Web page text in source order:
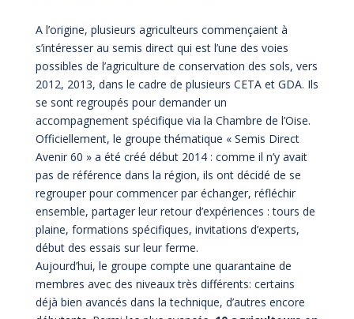
A l’origine, plusieurs agriculteurs commençaient à
s’intéresser au semis direct qui est l’une des voies
possibles de l’agriculture de conservation des sols, vers
2012, 2013, dans le cadre de plusieurs CETA et GDA. Ils
se sont regroupés pour demander un
accompagnement spécifique via la Chambre de l’Oise.
Officiellement, le groupe thématique « Semis Direct
Avenir 60 » a été créé début 2014 : comme il n’y avait
pas de référence dans la région, ils ont décidé de se
regrouper pour commencer par échanger, réfléchir
ensemble, partager leur retour d’expériences : tours de
plaine, formations spécifiques, invitations d’experts,
début des essais sur leur ferme.
Aujourd’hui, le groupe compte une quarantaine de
membres avec des niveaux très différents: certains
déjà bien avancés dans la technique, d’autres encore